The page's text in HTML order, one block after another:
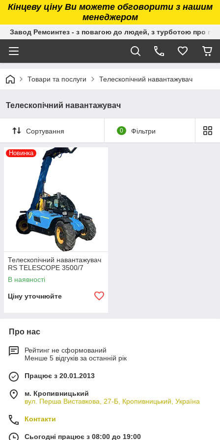
Кінцеву ціну Ви можете обговорити з нашим
менеджером
Завод Ремсинтез - з повагою до людей, з турботою про
Товари та послуги Телескопічний навантажувач
Телескопічний навантажувач
Сортування 0 Фільтри
Новинка
Телескопічний навантажувач
RS TELESCOPE 3500/7
В наявності
Ціну уточнюйте
Про нас
Рейтинг не сформований
Менше 5 відгуків за останній рік
Працює з 20.01.2013
м. Кропивницький
вул. Перша Виставкова, 27-Б, Кропивницький, Україна
Контакти
Сьогодні працює з 08:00 до 19:00